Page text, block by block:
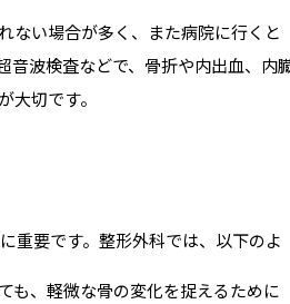
ない場合が多く、また病院に行くと
音波検査などで、骨折や内出血、内
切です。
重要です。整形外科では、以下のよ
も、軽微な骨の変化を捉えるために